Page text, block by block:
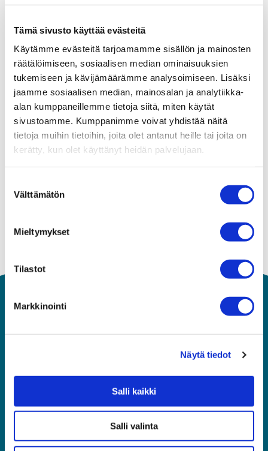
Tämä sivusto käyttää evästeitä
Käytämme evästeitä tarjoamamme sisällön ja mainosten
räätälöimiseen, sosiaalisen median ominaisuuksien
tukemiseen ja kävijämäärämme analysoimiseen. Lisäksi
jaamme sosiaalisen median, mainosalan ja analytiikka-
alan kumppaneillemme tietoja siitä, miten käytät
sivustoamme. Kumppanimme voivat yhdistää näitä
tietoja muihin tietoihin, joita olet antanut heille tai joita on
kerätty, kun olet käyttänyt heidän palvelujaan.
valinta
Välttämätön
Mieltymykset
Tilastot
Markkinointi
Näytä tiedot
Salli kaikki
Salli valinta
Asiakaspalvelu
(puhelun hinta: mpm tai pvm,
numeroon ei voi lähettää tekstiviestejä)